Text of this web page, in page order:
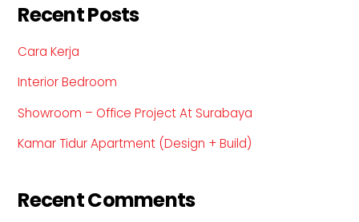
Recent Posts
Cara Kerja
Interior Bedroom
Showroom – Office Project At Surabaya
Kamar Tidur Apartment (Design + Build)
Recent Comments